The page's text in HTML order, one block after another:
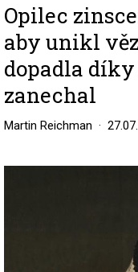
Opilec
aby unikl
dopadla díky
zanechal
Martin Reichman